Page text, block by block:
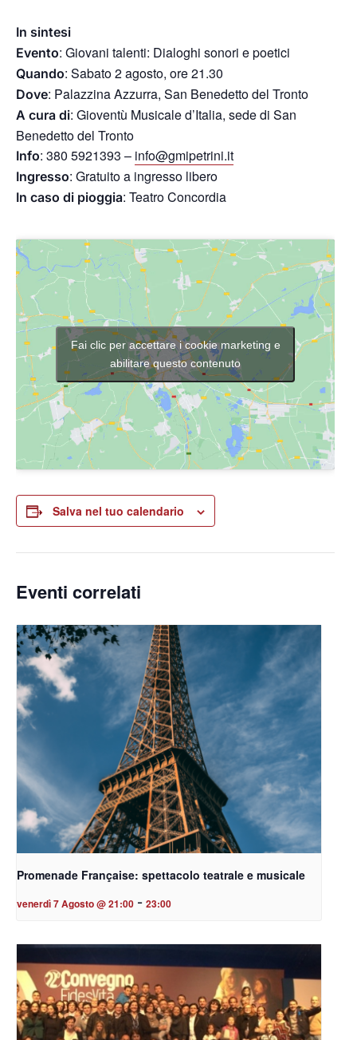
In sintesi
Evento: Giovani talenti: Dialoghi sonori e poetici
Quando: Sabato 2 agosto, ore 21.30
Dove: Palazzina Azzurra, San Benedetto del Tronto
A cura di: Gioventù Musicale d’Italia, sede di San
Benedetto del Tronto
Info: 380 5921393 – info@gmipetrini.it
Ingresso: Gratuito a ingresso libero
In caso di pioggia: Teatro Concordia
Fai clic per accettare i cookie marketing e
abilitare questo contenuto
Salva nel tuo calendario
Eventi correlati
Promenade Française: spettacolo teatrale e musicale
venerdì 7 Agosto @ 21:00 - 23:00